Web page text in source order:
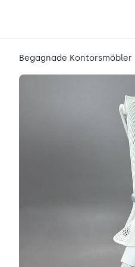
Begagnade Kontorsmöbler